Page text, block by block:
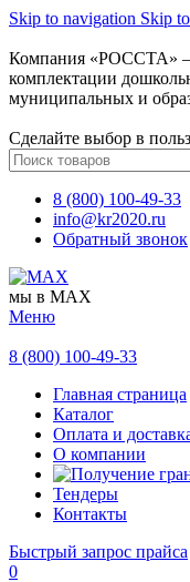
Skip to navigation Skip
Компания «РОССТА» –
комплектации
муниципальных и
Сделайте выбор в
8 (800) 100-49-33
info@kr2020.ru
Обратный звонок
мы в MAX
Меню
8 (800) 100-49-33
Главная страница
Каталог
Оплата и
О компании
Тендеры
Контакты
Быстрый запрос прайса
0